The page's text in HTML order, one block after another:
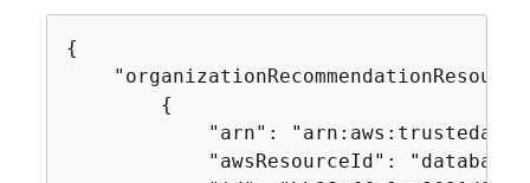
{
{
"arn":
"awsResourceId":